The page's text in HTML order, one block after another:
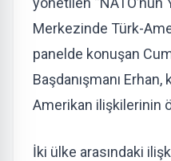
Merkezinde Türk-
panelde konuşan
Başdanışmanı
Amerikan ilişkilerinin
İki ülke arasındaki